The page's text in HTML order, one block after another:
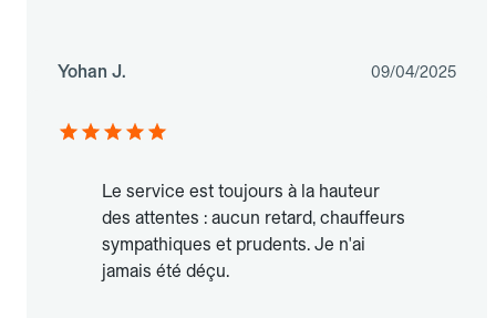
Yohan J. 09/04/2025
Le service est toujours à la hauteur
des attentes : aucun retard, chauffeurs
sympathiques et prudents. Je n'ai
jamais été déçu.